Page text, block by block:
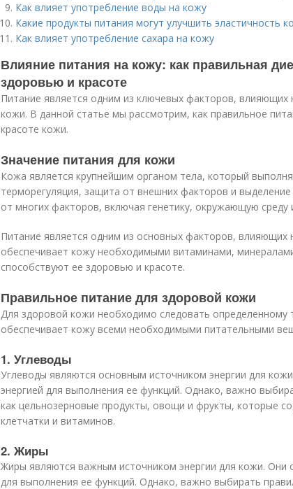
Как влияет употребление воды на кожу
Какие продукты питания могут улучшить эластичность
Как влияет употребление сахара на кожу
Влияние питания на кожу: как правильная
здоровью и красоте
Питание является одним из ключевых факторов, влияющих
кожи. В данной статье мы рассмотрим, как правильное
красоте кожи.
Значение питания для кожи
Кожа является крупнейшим органом тела, который
терморегуляция, защита от внешних факторов и
от многих факторов, включая генетику, окружающую среду
Питание является одним из основных факторов, влияющих
обеспечивает кожу необходимыми витаминами,
способствуют ее здоровью и красоте.
Правильное питание для здоровой кожи
Для здоровой кожи необходимо следовать определенному
обеспечивает кожу всеми необходимыми питательными
1. Углеводы
Углеводы являются основным источником энергии для
энергией для выполнения ее функций. Однако, важно
как цельнозерновые продукты, овощи и фрукты, которые
клетчатки и витаминов.
2. Жиры
Жиры являются важным источником энергии для кожи. Они
для выполнения ее функций. Однако, важно выбирать